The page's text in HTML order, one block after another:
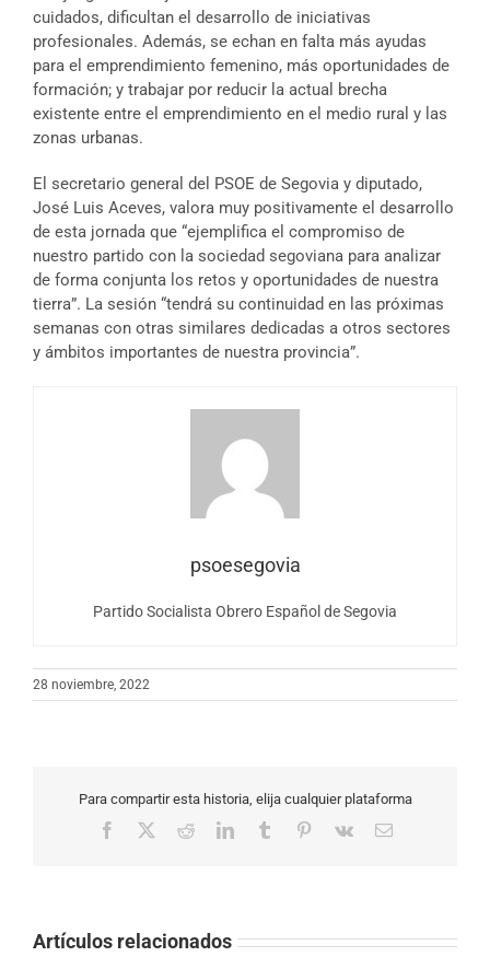
cuidados, dificultan el desarrollo de iniciativas
profesionales. Además, se echan en falta más ayudas
para el emprendimiento femenino, más oportunidades de
formación; y trabajar por reducir la actual brecha
existente entre el emprendimiento en el medio rural y las
zonas urbanas.
El secretario general del PSOE de Segovia y diputado,
José Luis Aceves, valora muy positivamente el desarrollo
de esta jornada que “ejemplifica el compromiso de
nuestro partido con la sociedad segoviana para analizar
de forma conjunta los retos y oportunidades de nuestra
tierra”. La sesión “tendrá su continuidad en las próximas
semanas con otras similares dedicadas a otros sectores
y ámbitos importantes de nuestra provincia”.
psoesegovia
Partido Socialista Obrero Español de Segovia
28 noviembre, 2022
Para compartir esta historia, elija cualquier plataforma
Facebook RedditLinkedInTumblr Pinterest
Vk
Correo
Artículos relacionados